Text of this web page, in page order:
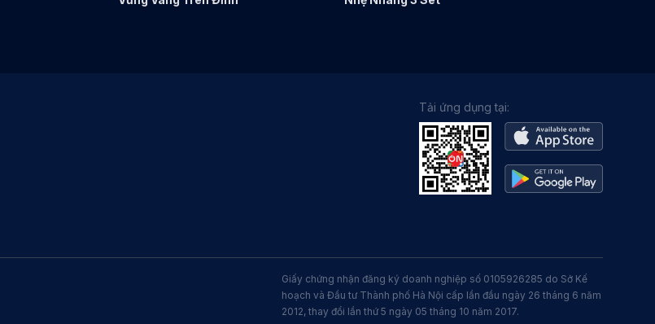
Tải ứng dụng tại:
Giấy chứng nhận đăng ký doanh nghiệp số 0105926285 do Sở Kế
hoạch và Đầu tư Thành phố Hà Nội cấp lần đầu ngày 26 tháng 6 năm
2012, thay đổi lần thứ 5 ngày 05 tháng 10 năm 2017.